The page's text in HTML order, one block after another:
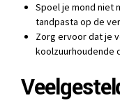
Spoel je mond niet
tandpasta op de
Zorg ervoor dat je
koolzuurhoudende